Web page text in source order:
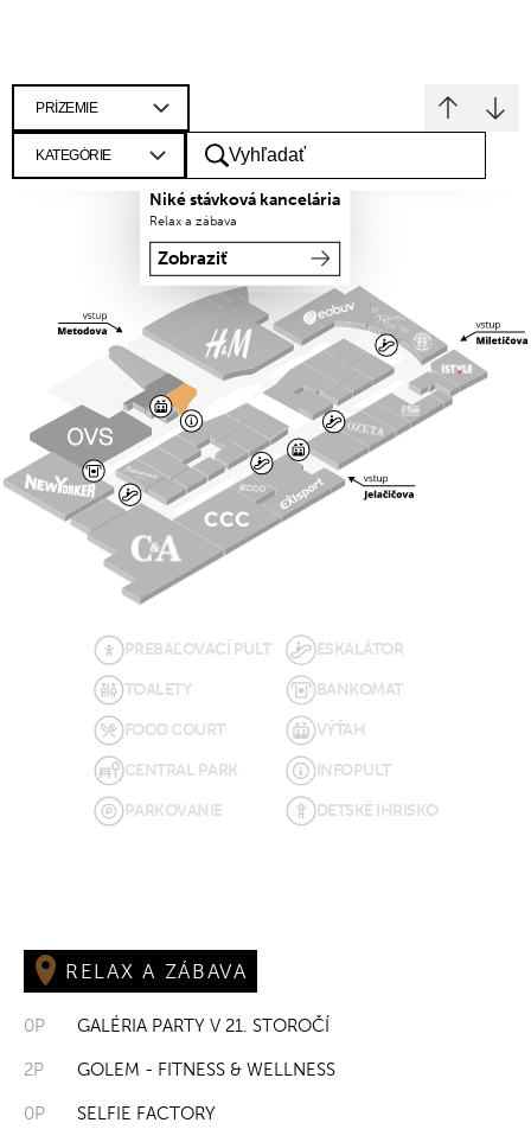
PREBAĽOVACÍ PULT
TOALETY
FOOD COURT
CENTRAL PARK
PARKOVANIE
ESKALÁTOR
BANKOMAT
VÝŤAH
INFOPULT
DETSKÉ IHRISKO
Niké stávková kancelária
Relax a zábava
Zobraziť
RELAX A ZÁBAVA
0P GALÉRIA PARTY V 21. STOROČÍ
2P GOLEM - FITNESS & WELLNESS
0P SELFIE FACTORY